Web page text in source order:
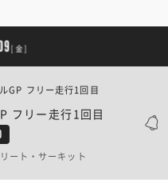
[金]
フリー走行1回目
フリー走行1回目
ート・サーキット